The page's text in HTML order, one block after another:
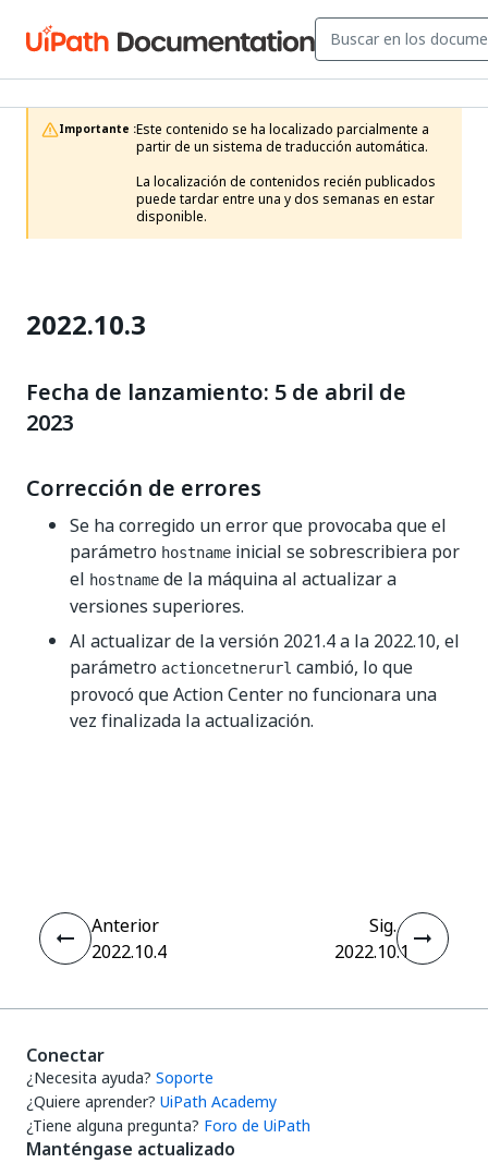
Importante :Este contenido se ha localizado parcialmente a
partir de un sistema de traducción automática.
La localización de contenidos recién publicados
puede tardar entre una y dos semanas en estar
disponible.
2022.10.3
Fecha de lanzamiento: 5 de abril de
2023
Corrección de errores
Se ha corregido un error que provocaba que el
parámetro hostname inicial se sobrescribiera por
el hostname de la máquina al actualizar a
versiones superiores.
Al actualizar de la versión 2021.4 a la 2022.10, el
parámetro actioncetnerurl cambió, lo que
provocó que Action Center no funcionara una
vez finalizada la actualización.
Anterior
2022.10.4
Sig.
2022.10.1
Conectar
¿Necesita ayuda? Soporte
¿Quiere aprender? UiPath Academy
¿Tiene alguna pregunta? Foro de UiPath
Manténgase actualizado